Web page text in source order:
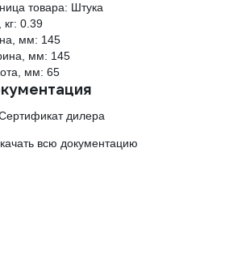
товара: Штука
кг: 0.39
мм: 145
мм: 145
мм: 65
дилера
всю документацию